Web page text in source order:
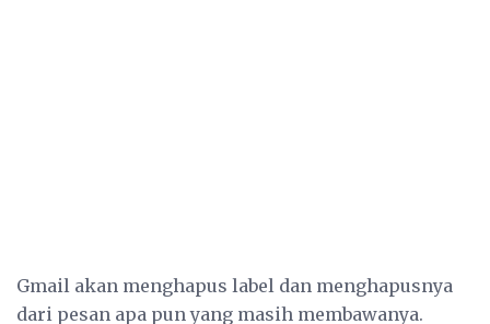
Gmail akan menghapus label dan menghapusnya
dari pesan apa pun yang masih membawanya.